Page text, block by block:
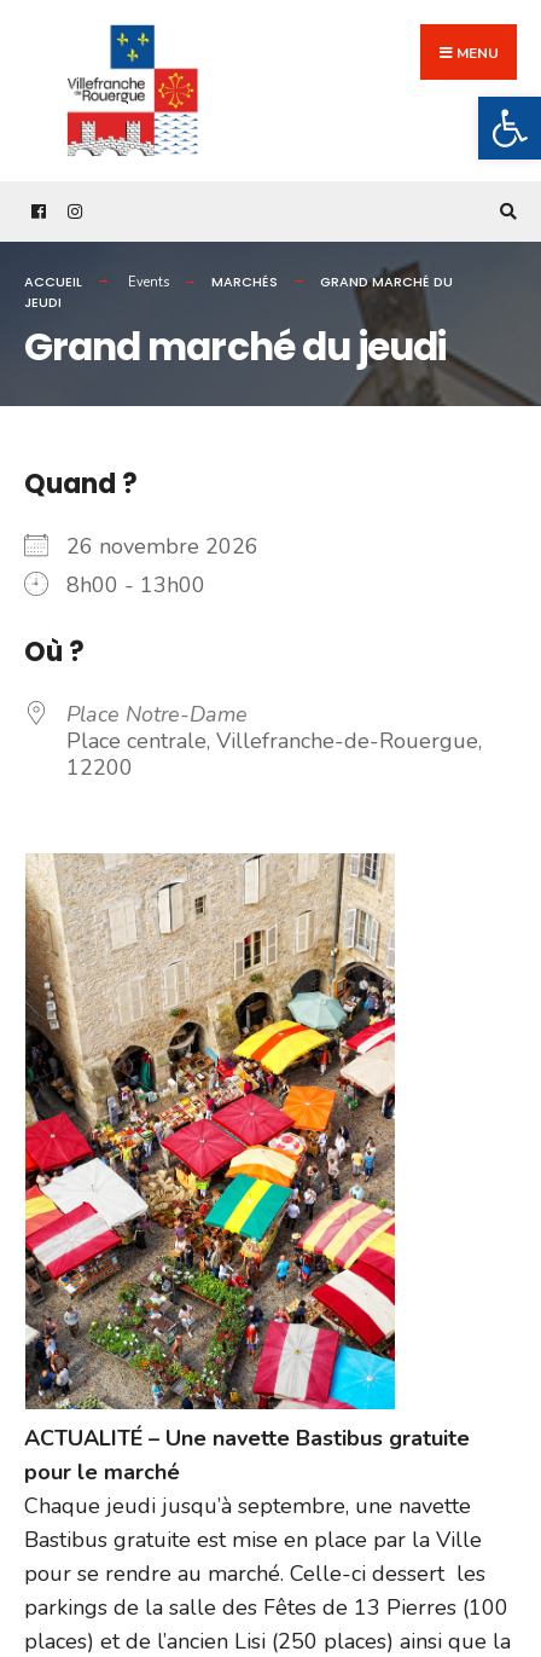
content
MENU
ACCUEIL Events MARCHÉS
GRAND MARCHÉ DU
JEUDI
Grand marché du jeudi
Quand ?
26 novembre 2026
8h00 - 13h00
Où ?
Place Notre-Dame
Place centrale, Villefranche-de-Rouergue,
12200
ACTUALITÉ – Une navette Bastibus gratuite
pour le marché
Chaque jeudi jusqu’à septembre, une navette
Bastibus gratuite est mise en place par la Ville
pour se rendre au marché. Celle-ci dessert les
parkings de la salle des Fêtes de 13 Pierres (100
places) et de l’ancien Lisi (250 places) ainsi que la